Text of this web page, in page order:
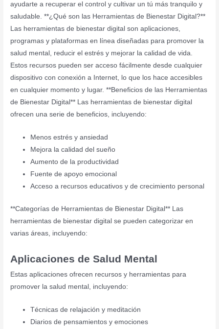
ayudarte a recuperar el control y cultivar un tú más tranquilo y
saludable. **¿Qué son las Herramientas de Bienestar Digital?**
Las herramientas de bienestar digital son aplicaciones,
programas y plataformas en línea diseñadas para promover la
salud mental, reducir el estrés y mejorar la calidad de vida.
Estos recursos pueden ser acceso fácilmente desde cualquier
dispositivo con conexión a Internet, lo que los hace accesibles
en cualquier momento y lugar. **Beneficios de las Herramientas
de Bienestar Digital** Las herramientas de bienestar digital
ofrecen una serie de beneficios, incluyendo:
Menos estrés y ansiedad
Mejora la calidad del sueño
Aumento de la productividad
Fuente de apoyo emocional
Acceso a recursos educativos y de crecimiento personal
**Categorías de Herramientas de Bienestar Digital** Las
herramientas de bienestar digital se pueden categorizar en
varias áreas, incluyendo:
Aplicaciones de Salud Mental
Estas aplicaciones ofrecen recursos y herramientas para
promover la salud mental, incluyendo:
Técnicas de relajación y meditación
Diarios de pensamientos y emociones